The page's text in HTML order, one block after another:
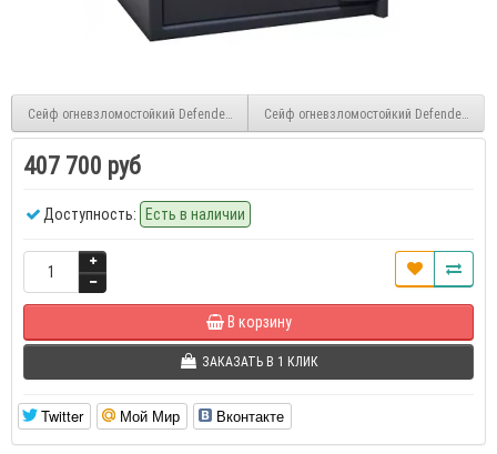
Сейф огневзломостойкий Defender Pro 228 ELСейф огневзломостойкий Defender Pro
407 700 руб
Доступность: Есть в наличии
В корзину
ЗАКАЗАТЬ В 1 КЛИК
Twitter Мой Мир Вконтакте